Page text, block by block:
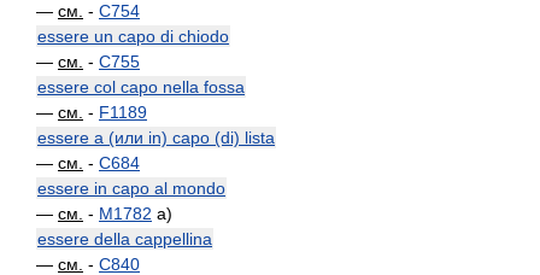
— см. - C754
essere un capo di chiodo
— см. - C755
essere col capo nella fossa
— см. - F1189
essere a (или in) capo (di) lista
— см. - C684
essere in capo al mondo
— см. - M1782 a)
essere della cappellina
— см. - C840